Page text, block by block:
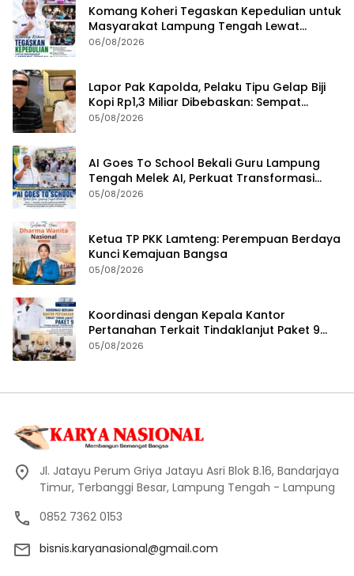
Komang Koheri Tegaskan Kepedulian untuk
Masyarakat Lampung Tengah Lewat
Penyaluran Bantuan Disabilitas
06/08/2026
Lapor Pak Kapolda, Pelaku Tipu Gelap Biji
Kopi Rp1,3 Miliar Dibebaskan: Sempat
Ditangkap di Jawa Tengah dan Ditahan di
05/08/2026
AI Goes To School Bekali Guru Lampung
Tengah Melek AI, Perkuat Transformasi
Pendidikan Digital
05/08/2026
Ketua TP PKK Lamteng: Perempuan Berdaya
Kunci Kemajuan Bangsa
05/08/2026
Koordinasi dengan Kepala Kantor
Pertanahan Terkait Tindaklanjut Paket 9
Program Penguatan Ekonomi Daerah
05/08/2026
Jl. Jatayu Perum Griya Jatayu Asri Blok B.16, Bandarjaya
Timur, Terbanggi Besar, Lampung Tengah - Lampung
0852 7362 0153
bisnis.karyanasional@gmail.com